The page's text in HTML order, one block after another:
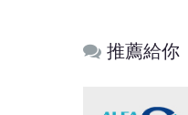
推薦給你